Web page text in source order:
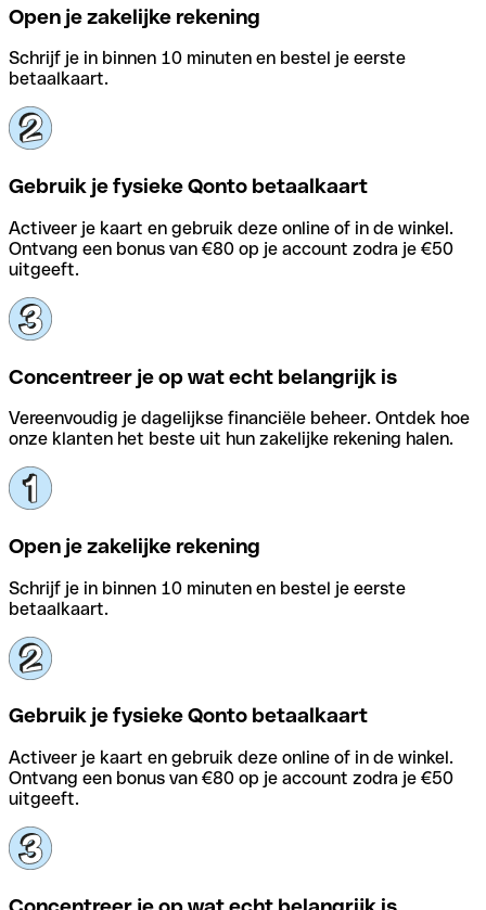
Open je zakelijke rekening
Schrijf je in binnen 10 minuten en bestel je eerste
betaalkaart.
Gebruik je fysieke Qonto betaalkaart
Activeer je kaart en gebruik deze online of in de winkel.
Ontvang een bonus van €80 op je account zodra je €50
uitgeeft.
Concentreer je op wat echt belangrijk is
Vereenvoudig je dagelijkse financiële beheer. Ontdek hoe
onze klanten het beste uit hun zakelijke rekening halen.
Open je zakelijke rekening
Schrijf je in binnen 10 minuten en bestel je eerste
betaalkaart.
Gebruik je fysieke Qonto betaalkaart
Activeer je kaart en gebruik deze online of in de winkel.
Ontvang een bonus van €80 op je account zodra je €50
uitgeeft.